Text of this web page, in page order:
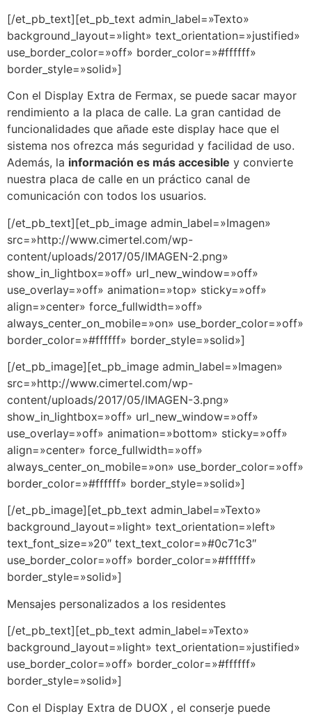
[/et_pb_text][et_pb_text admin_label=»Texto»
background_layout=»light» text_orientation=»justified»
use_border_color=»off» border_color=»#ffffff»
border_style=»solid»]
Con el Display Extra de Fermax, se puede sacar mayor
rendimiento a la placa de calle. La gran cantidad de
funcionalidades que añade este display hace que el
sistema nos ofrezca más seguridad y facilidad de uso.
Además, la información es más accesible y convierte
nuestra placa de calle en un práctico canal de
comunicación con todos los usuarios.
[/et_pb_text][et_pb_image admin_label=»Imagen»
src=»http://www.cimertel.com/wp-
content/uploads/2017/05/IMAGEN-2.png»
show_in_lightbox=»off» url_new_window=»off»
use_overlay=»off» animation=»top» sticky=»off»
align=»center» force_fullwidth=»off»
always_center_on_mobile=»on» use_border_color=»off»
border_color=»#ffffff» border_style=»solid»]
[/et_pb_image][et_pb_image admin_label=»Imagen»
src=»http://www.cimertel.com/wp-
content/uploads/2017/05/IMAGEN-3.png»
show_in_lightbox=»off» url_new_window=»off»
use_overlay=»off» animation=»bottom» sticky=»off»
align=»center» force_fullwidth=»off»
always_center_on_mobile=»on» use_border_color=»off»
border_color=»#ffffff» border_style=»solid»]
[/et_pb_image][et_pb_text admin_label=»Texto»
background_layout=»light» text_orientation=»left»
text_font_size=»20″ text_text_color=»#0c71c3″
use_border_color=»off» border_color=»#ffffff»
border_style=»solid»]
Mensajes personalizados a los residentes
[/et_pb_text][et_pb_text admin_label=»Texto»
background_layout=»light» text_orientation=»justified»
use_border_color=»off» border_color=»#ffffff»
border_style=»solid»]
Con el Display Extra de DUOX , el conserje puede